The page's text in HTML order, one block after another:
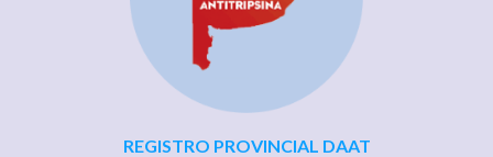
REGISTRO PROVINCIAL DAAT